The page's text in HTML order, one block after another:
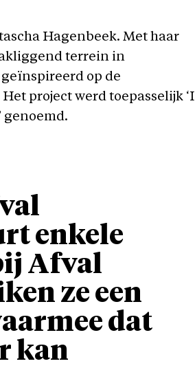
Hagenbeek. Met haar
terrein in
op de
project werd toepasselijk ‘I
genoemd.
enkele
Afval
ze een
dat
kan